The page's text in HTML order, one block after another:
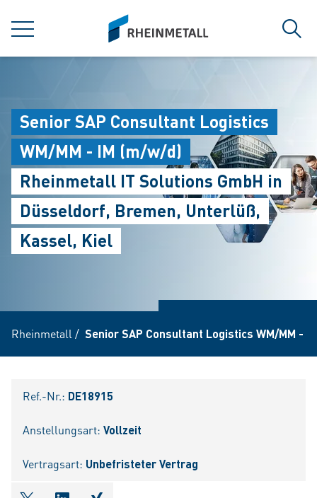
MENÜ
siteLogo
Senior SAP Consultant Logistics
WM/MM - IM (m/w/d)
Rheinmetall IT Solutions GmbH in
Düsseldorf, Bremen, Unterlüß,
Kassel, Kiel
Rheinmetall / Senior SAP Consultant Logistics WM/MM -
Ref.-Nr.: DE18915
Anstellungsart: Vollzeit
Vertragsart: Unbefristeter Vertrag